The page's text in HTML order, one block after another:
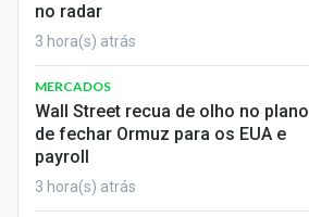
no radar
3 hora(s) atrás
MERCADOS
Wall Street recua de olho no plano
de fechar Ormuz para os EUA e
payroll
3 hora(s) atrás